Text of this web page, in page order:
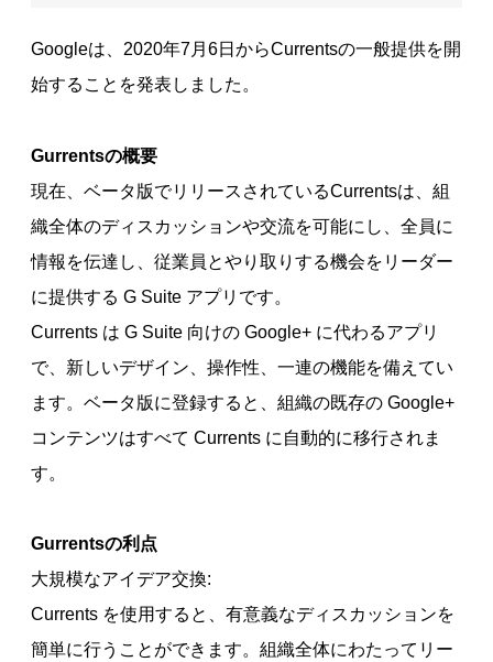
Googleは、2020年7月6日からCurrentsの一般提供を開
始することを発表しました。
Gurrentsの概要
現在、ベータ版でリリースされているCurrentsは、組
織全体のディスカッションや交流を可能にし、全員に
情報を伝達し、従業員とやり取りする機会をリーダー
に提供する G Suite アプリです。
Currents は G Suite 向けの Google+ に代わるアプリ
で、新しいデザイン、操作性、一連の機能を備えてい
ます。ベータ版に登録すると、組織の既存の Google+
コンテンツはすべて Currents に自動的に移行されま
す。
Gurrentsの利点
大規模なアイデア交換:
Currents を使用すると、有意義なディスカッションを
簡単に行うことができます。組織全体にわたってリー